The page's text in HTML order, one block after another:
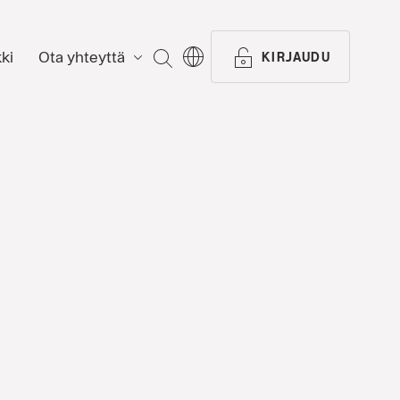
Ota yhteyttä ETSI KIRJAUDU